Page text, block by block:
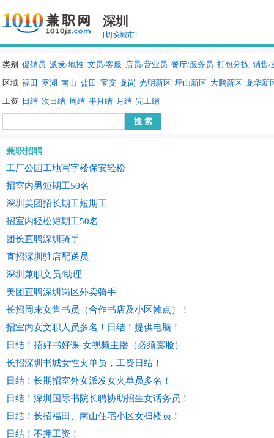
深圳
[切换城市]
类别 促销员 派发/地推 文员/客服 店员/营业员 餐厅/服务员 打包分拣 销售/
区域 福田 罗湖 南山 盐田 宝安 龙岗 光明新区 坪山新区 大鹏新区 龙华新
工资
日结 次日结 周结 半月结 月结 完工结
兼职招聘
工厂公园工地写字楼保安轻松
招室内男短期工50名
深圳美团招长期工短期工
招室内轻松短期工50名
团长直聘深圳骑手
直招深圳驻店配送员
深圳兼职文员/助理
美团直聘深圳岗区外卖骑手
长招周末女售书员（合作书店及小区摊点）！
招室内女文职人员多名！日结！提供电脑！
日结！招好书好课·女视频主播（必须露脸）
长招深圳书城女性夹单员，工资日结！
日结！长期招室外女派发女夹单员多名！
日结！深圳国际书院长聘协助招生女话务员！
日结！长招福田、南山住宅小区女扫楼员！
日结！不押工资！